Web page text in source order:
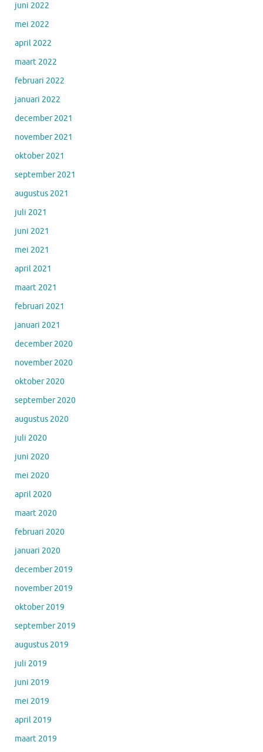
juni 2022
mei 2022
april 2022
maart 2022
februari 2022
januari 2022
december 2021
november 2021
oktober 2021
september 2021
augustus 2021
juli 2021
juni 2021
mei 2021
april 2021
maart 2021
februari 2021
januari 2021
december 2020
november 2020
oktober 2020
september 2020
augustus 2020
juli 2020
juni 2020
mei 2020
april 2020
maart 2020
februari 2020
januari 2020
december 2019
november 2019
oktober 2019
september 2019
augustus 2019
juli 2019
juni 2019
mei 2019
april 2019
maart 2019